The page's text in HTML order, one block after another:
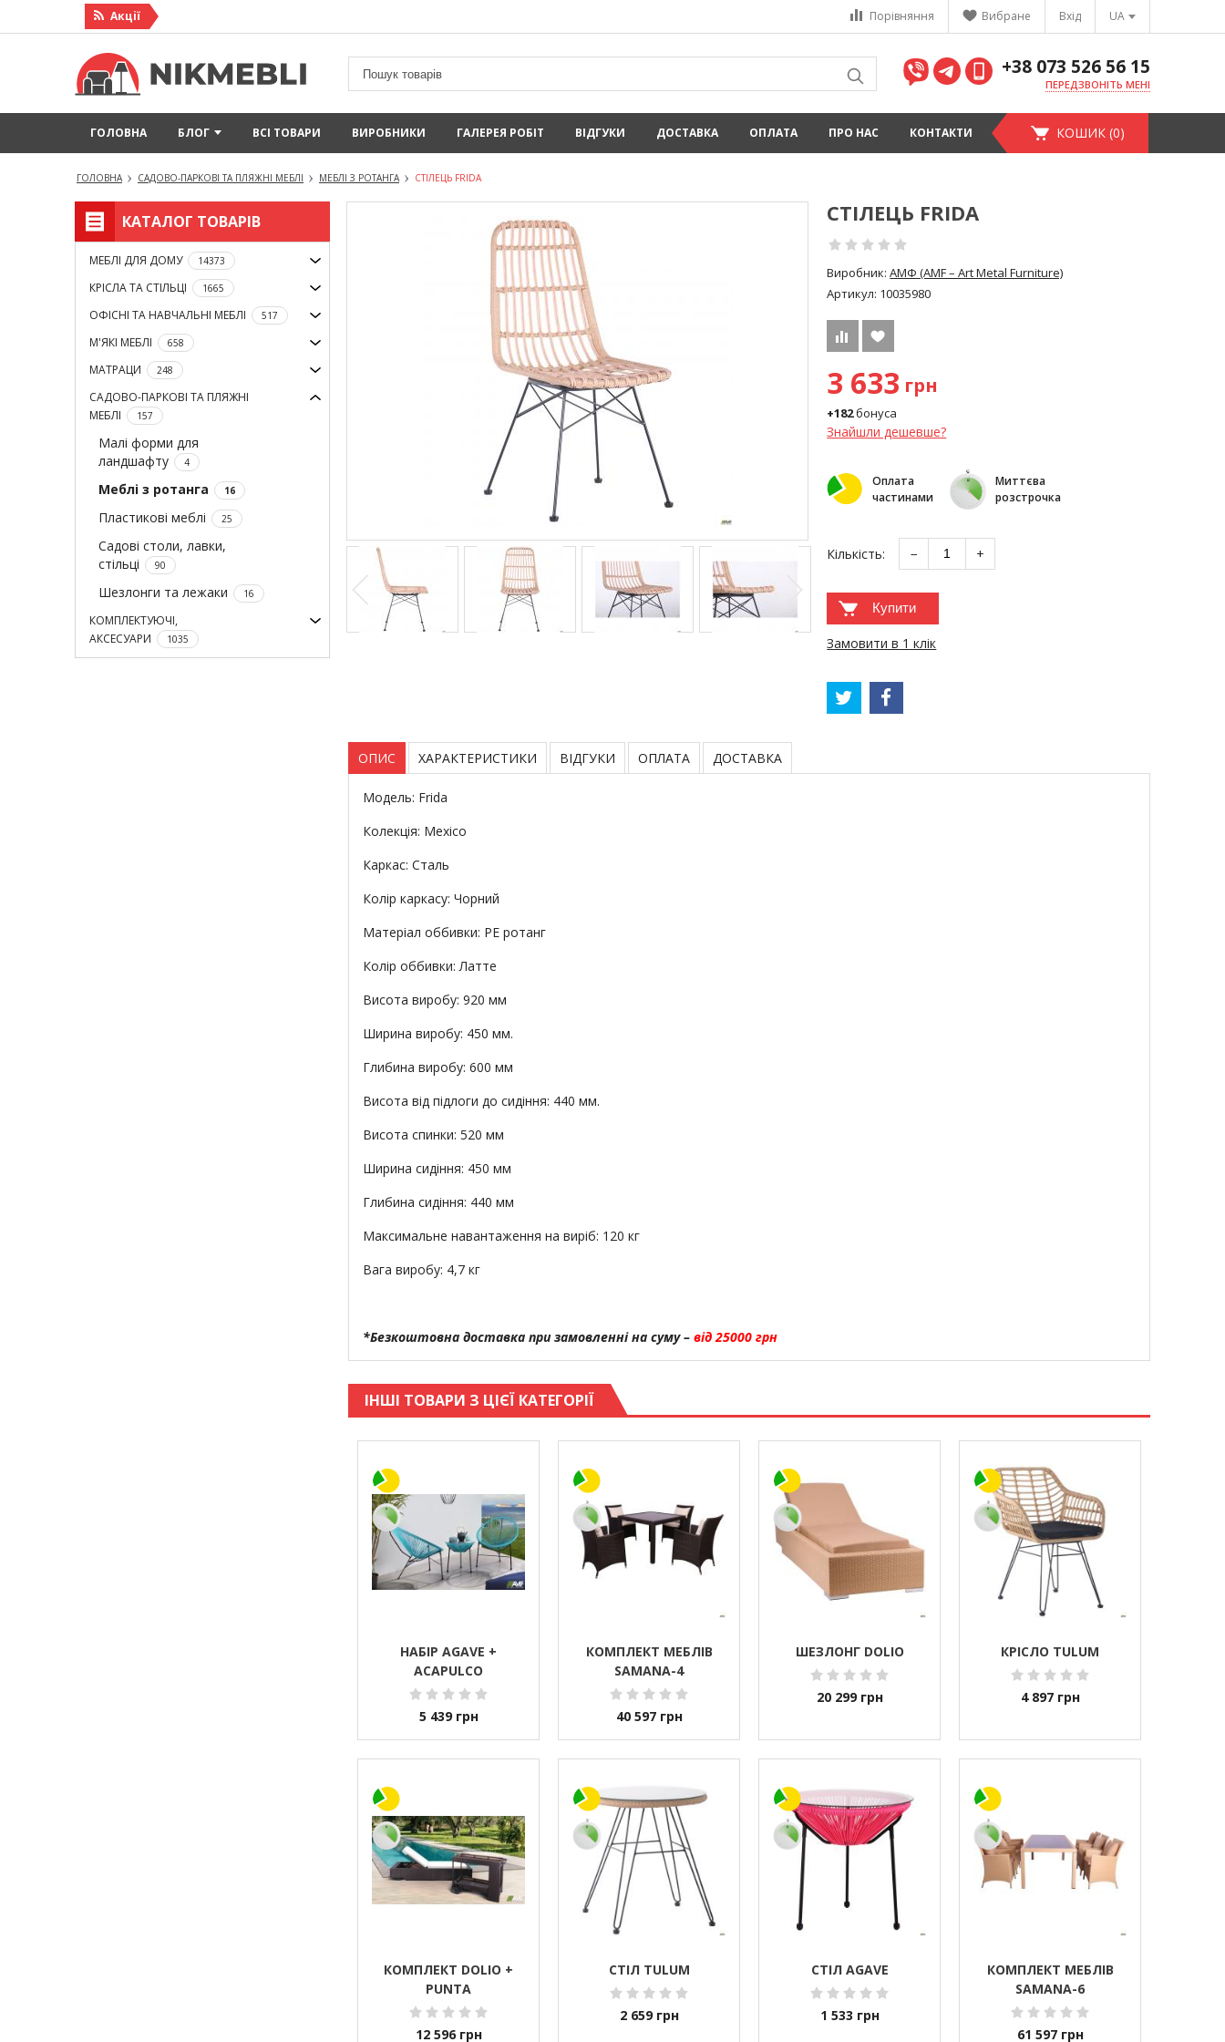
Акцiї UA
Вхід
Вибране
Порівняння
+38 073 526 56 15
ПЕРЕДЗВОНІТЬ МЕНІ
ГОЛОВНА БЛОГ ВСІ ТОВАРИ ВИРОБНИКИ ГАЛЕРЕЯ РОБІТ ВІДГУКИ ДОСТАВКА ОПЛАТА ПРО НАС КОНТАКТИ КОШИК (0)
ГОЛОВНА САДОВО-ПАРКОВІ ТА ПЛЯЖНІ МЕБЛІ МЕБЛІ З РОТАНГА СТІЛЕЦЬ FRIDA
КАТАЛОГ ТОВАРІВ
МЕБЛІ ДЛЯ ДОМУ 14373
КРІСЛА ТА СТІЛЬЦІ 1665
ОФІСНІ ТА НАВЧАЛЬНІ МЕБЛІ 517
М'ЯКІ МЕБЛІ 658
МАТРАЦИ 248
САДОВО-ПАРКОВІ ТА ПЛЯЖНІ
МЕБЛІ
157
Малі форми для
ландшафту
4
Меблі з ротанга 16
Пластикові меблі 25
Садові столи, лавки,
стільці
90
Шезлонги та лежаки 16
КОМПЛЕКТУЮЧІ,
АКСЕСУАРИ
1035
СТІЛЕЦЬ FRIDA
Виробник:АМФ (AMF – Art Metal Furniture)
Артикул: 10035980
3 633 грн
+182бонуса
Знайшли дешевше?
Оплата
частинами
Миттєва
розстрочка
Кількість: − +
Купити
Замовити в 1 клік
ОПИС ХАРАКТЕРИСТИКИ ВІДГУКИ ОПЛАТА ДОСТАВКА
Модель: Frida
Колекція: Mexico
Каркас: Сталь
Колір каркасу: Чорний
Матеріал оббивки: PE ротанг
Колір оббивки: Латте
Висота виробу: 920 мм
Ширина виробу: 450 мм.
Глибина виробу: 600 мм
Висота від підлоги до сидіння: 440 мм.
Висота спинки: 520 мм
Ширина сидіння: 450 мм
Глибина сидіння: 440 мм
Максимальне навантаження на виріб: 120 кг
Вага виробу: 4,7 кг
*Безкоштовна доставка при замовленні на суму – від 25000 грн
ІНШІ ТОВАРИ З ЦІЄЇ КАТЕГОРІЇ
НАБІР AGAVE +
ACAPULCO
5 439 грн
КОМПЛЕКТ МЕБЛІВ
SAMANA-4
40 597 грн
ШЕЗЛОНГ DOLIO
20 299 грн
КРІСЛО TULUM
4 897 грн
КОМПЛЕКТ DOLIO +
PUNTA
12 596 грн
СТІЛ TULUM
2 659 грн
СТІЛ AGAVE
1 533 грн
КОМПЛЕКТ МЕБЛІВ
SAMANA-6
61 597 грн